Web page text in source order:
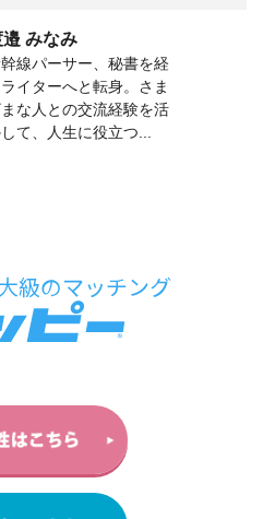
邉 みなみ
線パーサー、秘書を経
イターへと転身。さま
な人との交流経験を活
て、人生に役立つ...